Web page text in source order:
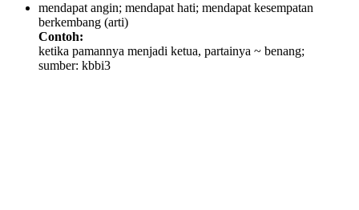
mendapat angin; mendapat hati; mendapat kesempatan
berkembang (arti)
Contoh:
ketika pamannya menjadi ketua, partainya ~ benang;
sumber: kbbi3